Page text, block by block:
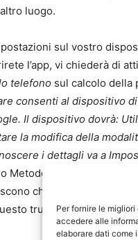
Per fornire le
accedere alle
elaborare dati come
luogo.
sul vostro
l’app, vi chiederà di
telefono sul calcolo della
consenti al dispositivo
Il dispositivo dovrà:
la modifica della
i dettagli va a
Metodo di ricerca GPS su
che basta adottare
trucchetto. Come si